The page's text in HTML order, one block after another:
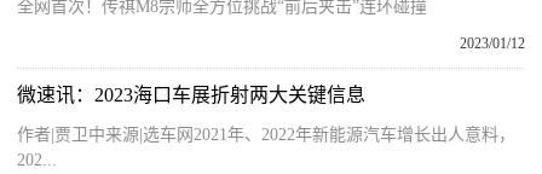
全网首次！传祺M8宗师全方位挑战“前后夹击”连环碰撞
2023/01/12
微速讯：2023海口车展折射两大关键信息
作者|贾卫中来源|选车网2021年、2022年新能源汽车增长出人意料，
202...